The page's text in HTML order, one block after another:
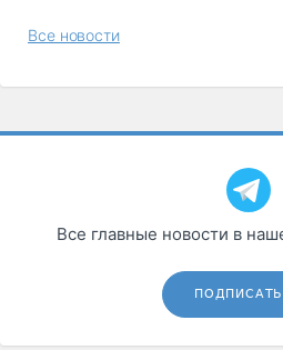
Все новости
Все главные новости в